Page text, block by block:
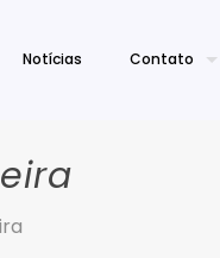
Notícias Contato